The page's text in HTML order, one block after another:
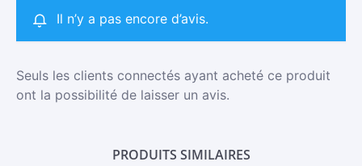
Il n’y a pas encore d’avis.
Seuls les clients connectés ayant acheté ce produit
ont la possibilité de laisser un avis.
PRODUITS SIMILAIRES